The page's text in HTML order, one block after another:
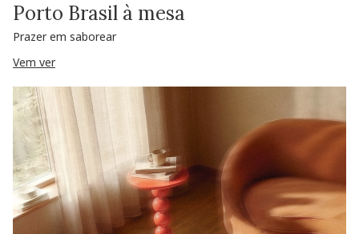
Porto Brasil à mesa
Prazer em saborear
Vem ver